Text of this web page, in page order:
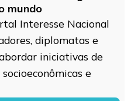
mundo
Interesse Nacional
diplomatas e
iniciativas de
e